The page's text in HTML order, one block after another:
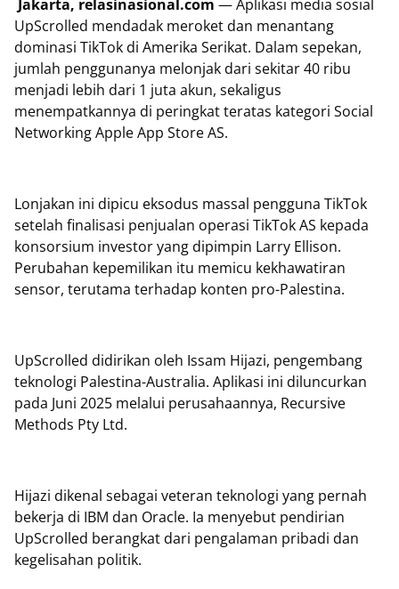
Jakarta, relasinasional.com — Aplikasi media sosial
UpScrolled mendadak meroket dan menantang
dominasi TikTok di Amerika Serikat. Dalam sepekan,
jumlah penggunanya melonjak dari sekitar 40 ribu
menjadi lebih dari 1 juta akun, sekaligus
menempatkannya di peringkat teratas kategori Social
Networking Apple App Store AS.
Lonjakan ini dipicu eksodus massal pengguna TikTok
setelah finalisasi penjualan operasi TikTok AS kepada
konsorsium investor yang dipimpin Larry Ellison.
Perubahan kepemilikan itu memicu kekhawatiran
sensor, terutama terhadap konten pro-Palestina.
UpScrolled didirikan oleh Issam Hijazi, pengembang
teknologi Palestina-Australia. Aplikasi ini diluncurkan
pada Juni 2025 melalui perusahaannya, Recursive
Methods Pty Ltd.
Hijazi dikenal sebagai veteran teknologi yang pernah
bekerja di IBM dan Oracle. Ia menyebut pendirian
UpScrolled berangkat dari pengalaman pribadi dan
kegelisahan politik.